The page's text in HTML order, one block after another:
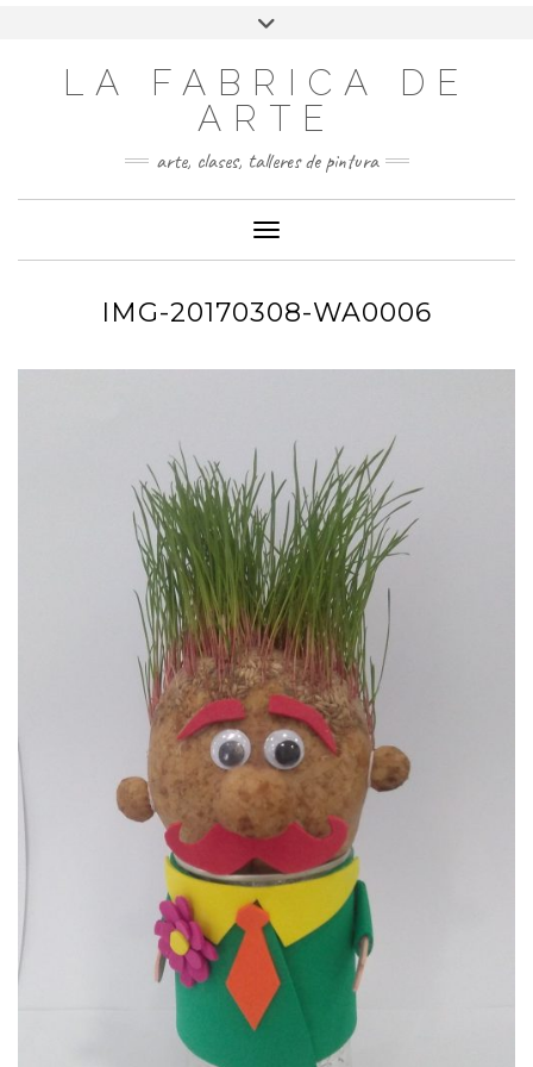
LA FABRICA DE
ARTE
arte, clases, talleres de pintura
Cambiar modo de navegación
IMG-20170308-WA0006